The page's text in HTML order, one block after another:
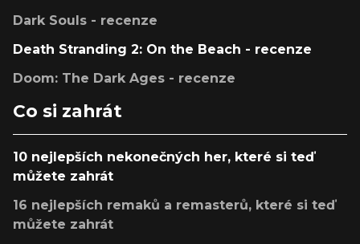
Dark Souls - recenze
Death Stranding 2: On the Beach - recenze
Doom: The Dark Ages - recenze
Co si zahrát
10 nejlepších nekonečných her, které si teď
můžete zahrát
16 nejlepších remaků a remasterů, které si teď
můžete zahrát